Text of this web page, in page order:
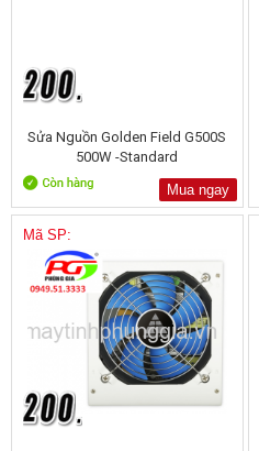
Sửa Nguồn Golden Field G500S
500W -Standard
Mua ngay
Mã SP: